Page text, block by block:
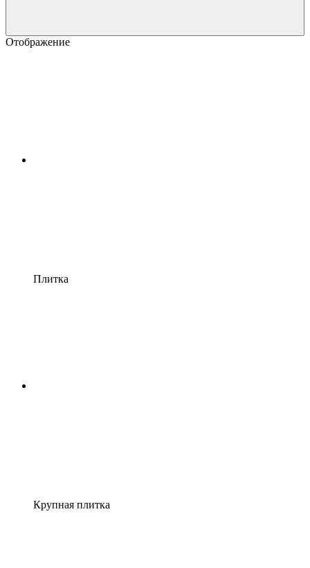
Отображение
Плитка
Крупная плитка